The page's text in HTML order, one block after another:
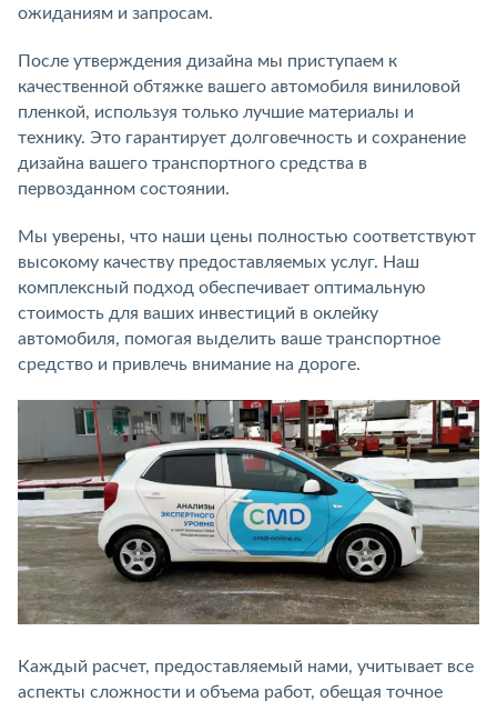
ожиданиям и запросам.
После утверждения дизайна мы приступаем к
качественной обтяжке вашего автомобиля виниловой
пленкой, используя только лучшие материалы и
технику. Это гарантирует долговечность и сохранение
дизайна вашего транспортного средства в
первозданном состоянии.
Мы уверены, что наши цены полностью соответствуют
высокому качеству предоставляемых услуг. Наш
комплексный подход обеспечивает оптимальную
стоимость для ваших инвестиций в оклейку
автомобиля, помогая выделить ваше транспортное
средство и привлечь внимание на дороге.
Каждый расчет, предоставляемый нами, учитывает все
аспекты сложности и объема работ, обещая точное